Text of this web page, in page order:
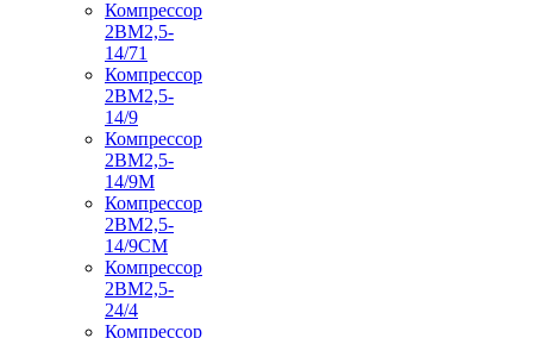
Компрессор
2ВМ2,5-
14/71
Компрессор
2ВМ2,5-
14/9
Компрессор
2ВМ2,5-
14/9М
Компрессор
2ВМ2,5-
14/9СМ
Компрессор
2ВМ2,5-
24/4
Компрессор